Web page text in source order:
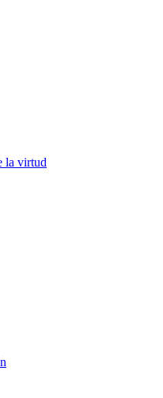
la virtud